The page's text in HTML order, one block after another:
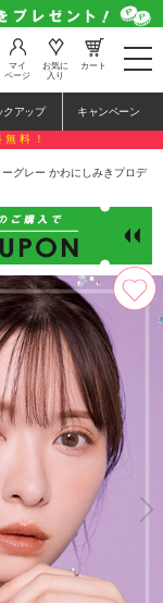
t
o
e
n
a
a
i
o
n
マイ
ページ
お気に
入り
カート
クアップ キャンペーン
無料！
グレー かわにしみきプロデ